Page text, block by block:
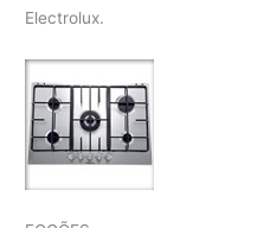
Electrolux.